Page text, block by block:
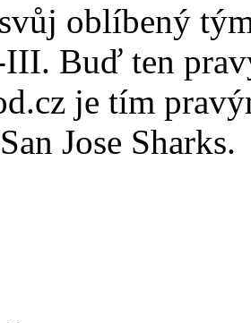
oblíbený
III. Buď ten
je tím
Jose Sharks.